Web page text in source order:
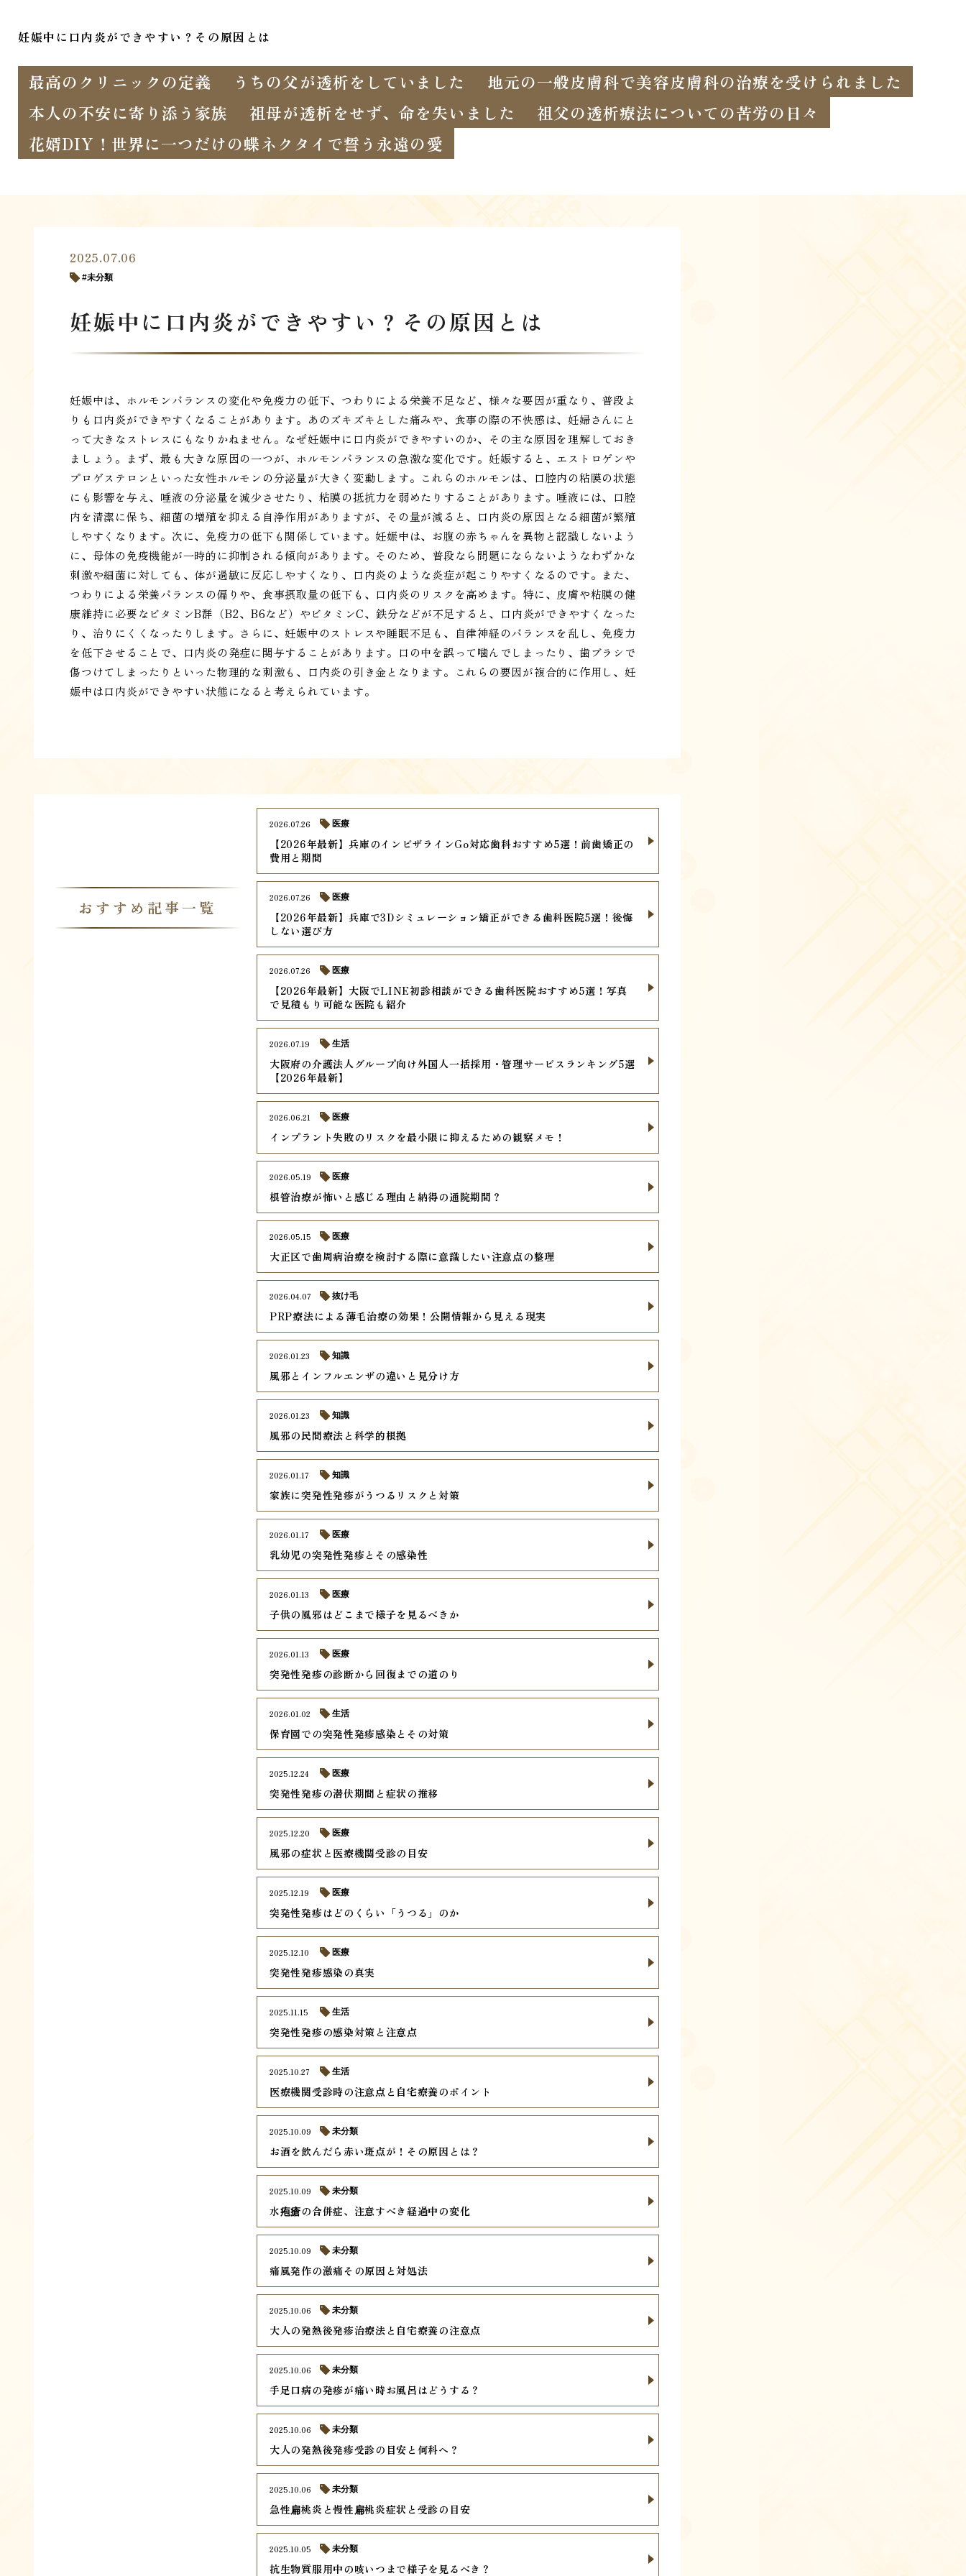
妊娠中に口内炎ができやすい？その原因とは
最高のクリニックの定義 うちの父が透析をしていました
地元の一般皮膚科で美容皮膚科の治療を受けられました
本人の不安に寄り添う家族
祖母が透析をせず、命を失いました
祖父の透析療法についての苦労の日々
花婿DIY！世界に一つだけの蝶ネクタイで誓う永遠の愛
2025.07.06
未分類
妊娠中に口内炎ができやすい？その原因とは
妊娠中は、ホルモンバランスの変化や免疫力の低下、つわりによる栄養不足など、様々な要因が重なり、普段よ
りも口内炎ができやすくなることがあります。あのズキズキとした痛みや、食事の際の不快感は、妊婦さんにと
って大きなストレスにもなりかねません。なぜ妊娠中に口内炎ができやすいのか、その主な原因を理解しておき
ましょう。まず、最も大きな原因の一つが、ホルモンバランスの急激な変化です。妊娠すると、エストロゲンや
プロゲステロンといった女性ホルモンの分泌量が大きく変動します。これらのホルモンは、口腔内の粘膜の状態
にも影響を与え、唾液の分泌量を減少させたり、粘膜の抵抗力を弱めたりすることがあります。唾液には、口腔
内を清潔に保ち、細菌の増殖を抑える自浄作用がありますが、その量が減ると、口内炎の原因となる細菌が繁殖
しやすくなります。次に、免疫力の低下も関係しています。妊娠中は、お腹の赤ちゃんを異物と認識しないよう
に、母体の免疫機能が一時的に抑制される傾向があります。そのため、普段なら問題にならないようなわずかな
刺激や細菌に対しても、体が過敏に反応しやすくなり、口内炎のような炎症が起こりやすくなるのです。また、
つわりによる栄養バランスの偏りや、食事摂取量の低下も、口内炎のリスクを高めます。特に、皮膚や粘膜の健
康維持に必要なビタミンB群（B2、B6など）やビタミンC、鉄分などが不足すると、口内炎ができやすくなった
り、治りにくくなったりします。さらに、妊娠中のストレスや睡眠不足も、自律神経のバランスを乱し、免疫力
を低下させることで、口内炎の発症に関与することがあります。口の中を誤って噛んでしまったり、歯ブラシで
傷つけてしまったりといった物理的な刺激も、口内炎の引き金となります。これらの要因が複合的に作用し、妊
娠中は口内炎ができやすい状態になると考えられています。
おすすめ記事一覧
【2026年最新】兵庫のインビザラインGo対応歯科おすすめ5選！前歯矯正の
費用と期間
2026.07.26 医療
【2026年最新】兵庫で3Dシミュレーション矯正ができる歯科医院5選！後悔
しない選び方
2026.07.26 医療
【2026年最新】大阪でLINE初診相談ができる歯科医院おすすめ5選！写真
で見積もり可能な医院も紹介
2026.07.26 医療
大阪府の介護法人グループ向け外国人一括採用・管理サービスランキング5選
【2026年最新】
2026.07.19 生活
インプラント失敗のリスクを最小限に抑えるための観察メモ！
2026.06.21 医療
根管治療が怖いと感じる理由と納得の通院期間？
2026.05.19 医療
大正区で歯周病治療を検討する際に意識したい注意点の整理
2026.05.15 医療
PRP療法による薄毛治療の効果！公開情報から見える現実
2026.04.07 抜け毛
風邪とインフルエンザの違いと見分け方
2026.01.23 知識
風邪の民間療法と科学的根拠
2026.01.23 知識
家族に突発性発疹がうつるリスクと対策
2026.01.17 知識
乳幼児の突発性発疹とその感染性
2026.01.17 医療
子供の風邪はどこまで様子を見るべきか
2026.01.13 医療
突発性発疹の診断から回復までの道のり
2026.01.13 医療
保育園での突発性発疹感染とその対策
2026.01.02 生活
突発性発疹の潜伏期間と症状の推移
2025.12.24 医療
風邪の症状と医療機関受診の目安
2025.12.20 医療
突発性発疹はどのくらい「うつる」のか
2025.12.19 医療
突発性発疹感染の真実
2025.12.10 医療
突発性発疹の感染対策と注意点
2025.11.15 生活
医療機関受診時の注意点と自宅療養のポイント
2025.10.27 生活
お酒を飲んだら赤い斑点が！その原因とは？
2025.10.09 未分類
水疱瘡の合併症、注意すべき経過中の変化
2025.10.09 未分類
痛風発作の激痛その原因と対処法
2025.10.09 未分類
大人の発熱後発疹治療法と自宅療養の注意点
2025.10.06 未分類
手足口病の発疹が痛い時お風呂はどうする？
2025.10.06 未分類
大人の発熱後発疹受診の目安と何科へ？
2025.10.06 未分類
急性扁桃炎と慢性扁桃炎症状と受診の目安
2025.10.06 未分類
抗生物質服用中の咳いつまで様子を見るべき？
2025.10.05 未分類